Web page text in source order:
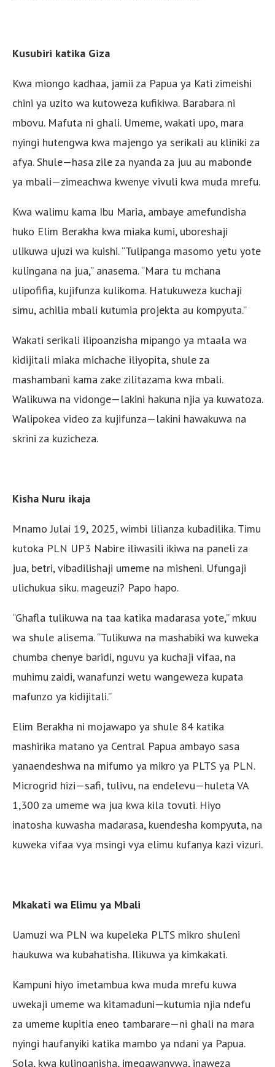
Kusubiri katika Giza
Kwa miongo kadhaa, jamii za Papua ya Kati zimeishi
chini ya uzito wa kutoweza kufikiwa. Barabara ni
mbovu. Mafuta ni ghali. Umeme, wakati upo, mara
nyingi hutengwa kwa majengo ya serikali au kliniki za
afya. Shule—hasa zile za nyanda za juu au mabonde
ya mbali—zimeachwa kwenye vivuli kwa muda mrefu.
Kwa walimu kama Ibu Maria, ambaye amefundisha
huko Elim Berakha kwa miaka kumi, uboreshaji
ulikuwa ujuzi wa kuishi. “Tulipanga masomo yetu yote
kulingana na jua,” anasema. “Mara tu mchana
ulipofifia, kujifunza kulikoma. Hatukuweza kuchaji
simu, achilia mbali kutumia projekta au kompyuta.”
Wakati serikali ilipoanzisha mipango ya mtaala wa
kidijitali miaka michache iliyopita, shule za
mashambani kama zake zilitazama kwa mbali.
Walikuwa na vidonge—lakini hakuna njia ya kuwatoza.
Walipokea video za kujifunza—lakini hawakuwa na
skrini za kuzicheza.
Kisha Nuru ikaja
Mnamo Julai 19, 2025, wimbi lilianza kubadilika. Timu
kutoka PLN UP3 Nabire iliwasili ikiwa na paneli za
jua, betri, vibadilishaji umeme na misheni. Ufungaji
ulichukua siku. mageuzi? Papo hapo.
“Ghafla tulikuwa na taa katika madarasa yote,” mkuu
wa shule alisema. “Tulikuwa na mashabiki wa kuweka
chumba chenye baridi, nguvu ya kuchaji vifaa, na
muhimu zaidi, wanafunzi wetu wangeweza kupata
mafunzo ya kidijitali.”
Elim Berakha ni mojawapo ya shule 84 katika
mashirika matano ya Central Papua ambayo sasa
yanaendeshwa na mifumo ya mikro ya PLTS ya PLN.
Microgrid hizi—safi, tulivu, na endelevu—huleta VA
1,300 za umeme wa jua kwa kila tovuti. Hiyo
inatosha kuwasha madarasa, kuendesha kompyuta, na
kuweka vifaa vya msingi vya elimu kufanya kazi vizuri.
Mkakati wa Elimu ya Mbali
Uamuzi wa PLN wa kupeleka PLTS mikro shuleni
haukuwa wa kubahatisha. Ilikuwa ya kimkakati.
Kampuni hiyo imetambua kwa muda mrefu kuwa
uwekaji umeme wa kitamaduni—kutumia njia ndefu
za umeme kupitia eneo tambarare—ni ghali na mara
nyingi haufanyiki katika mambo ya ndani ya Papua.
Sola, kwa kulinganisha, imegawanywa, inaweza